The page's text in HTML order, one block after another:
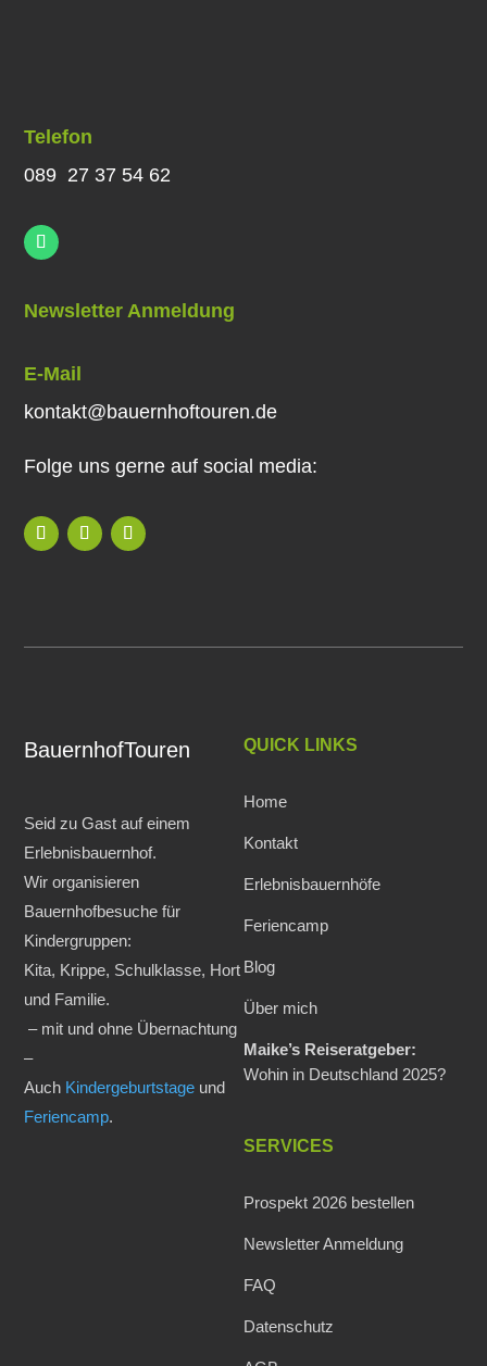
Telefon
089 27 37 54 62
Newsletter Anmeldung
E-Mail
kontakt@bauernhoftouren.de
Folge uns gerne auf social media:
BauernhofTouren
Seid zu Gast auf einem
Erlebnisbauernhof.
Wir organisieren
Bauernhofbesuche für
Kindergruppen:
Kita, Krippe, Schulklasse, Hort
und Familie.
– mit und ohne Übernachtung
–
Auch Kindergeburtstage und
Feriencamp.
QUICK LINKS
Home
Kontakt
Erlebnisbauernhöfe
Feriencamp
Blog
Über mich
Maike’s Reiseratgeber:
Wohin in Deutschland 2025?
SERVICES
Prospekt 2026 bestellen
Newsletter Anmeldung
FAQ
Datenschutz